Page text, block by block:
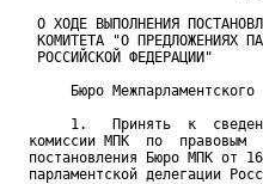
О ХОДЕ ВЫПОЛНЕНИЯ
КОМИТЕТА "О ПРЕДЛОЖЕНИЯХ
РОССИЙСКОЙ ФЕДЕРАЦИИ"
Бюро Межпарламентского
1.   Принять  к
комиссии МПК  по  правовым
постановления Бюро МПК от
парламентской делегации